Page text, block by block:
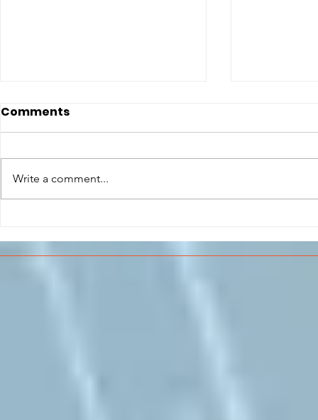
PERCORSO DI
FORMAZIONE SCUOLA
superiori
Comments
Write a comment...